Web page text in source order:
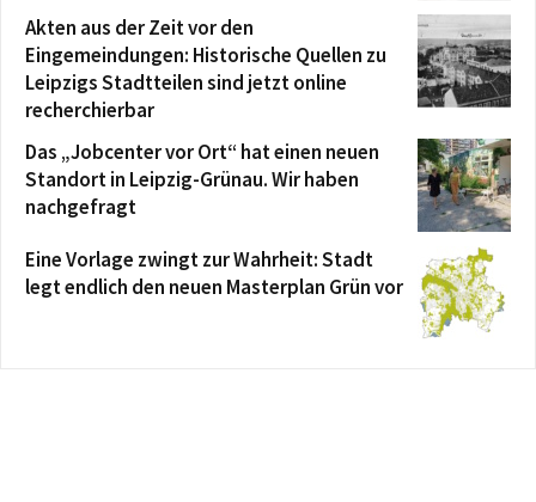
Akten aus der Zeit vor den
Eingemeindungen: Historische Quellen zu
Leipzigs Stadtteilen sind jetzt online
recherchierbar
Das „Jobcenter vor Ort“ hat einen neuen
Standort in Leipzig-Grünau. Wir haben
nachgefragt
Eine Vorlage zwingt zur Wahrheit: Stadt
legt endlich den neuen Masterplan Grün vor